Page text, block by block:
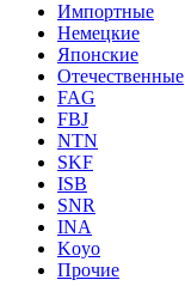
Импортные
Немецкие
Японские
Отечественные
FAG
FBJ
NTN
SKF
ISB
SNR
INA
Koyo
Прочие